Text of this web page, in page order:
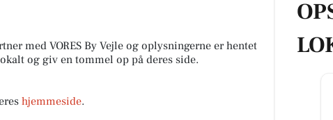
med VORES By Vejle og oplysningerne er hentet
og giv en tommel op på deres side.
hjemmeside.